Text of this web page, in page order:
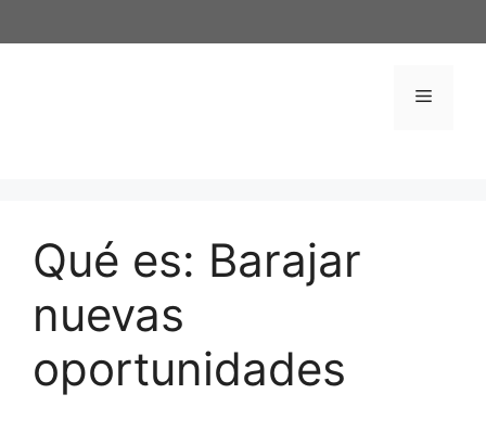
al
Menú
Qué es: Barajar
nuevas
oportunidades